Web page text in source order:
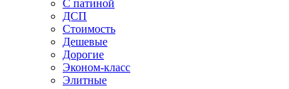
С патиной
ДСП
Стоимость
Дешевые
Дорогие
Эконом-класс
Элитные